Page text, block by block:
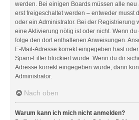
werden. Bei einigen Boards müssen alle
erst freigeschaltet werden – entweder musst
oder ein Administrator. Bei der Registrierung
eine Aktivierung nötig ist oder nicht. Wenn
folge den dort enthaltenen Anweisungen.
E-Mail-Adresse korrekt eingegeben hast
Spam-Filter blockiert wurde. Wenn du dir
Adresse korrekt eingegeben wurde, dann
Administrator.
Nach oben
Warum kann ich mich nicht anmelden?